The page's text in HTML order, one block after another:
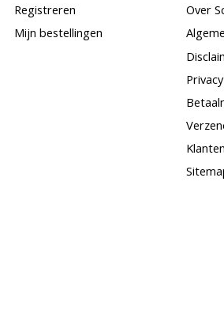
Registreren
Mijn bestellingen
Over